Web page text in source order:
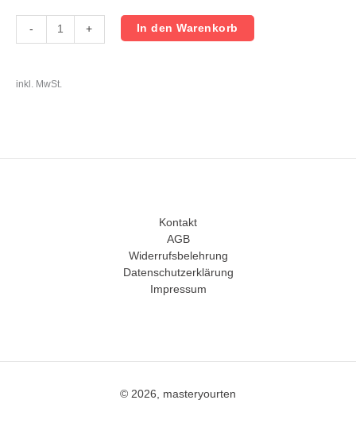
- + In den Warenkorb
inkl. MwSt.
Kontakt
AGB
Widerrufsbelehrung
Datenschutzerklärung
Impressum
© 2026, masteryourten